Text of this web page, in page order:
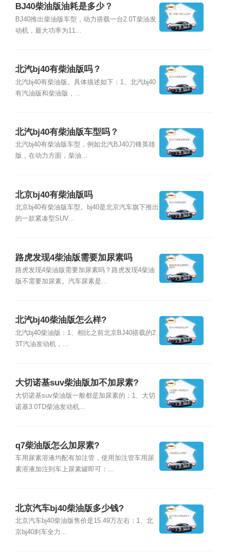
BJ40柴油版油耗是多少？
BJ40推出柴油版车型，动力搭载一台2.0T柴油发
动机，最大功率为11...
北汽bj40有柴油版吗？
北汽bj40有柴油版。具体描述如下：1、北汽bj40
有汽油版和柴油版，...
北汽bj40有柴油版车型吗？
北汽bj40有柴油版车型，例如北汽BJ40刀锋英雄
版，在动力方面，柴油...
北京bj40有柴油版吗
北京bj40有柴油版车型。bj40是北京汽车旗下推出
的一款紧凑型SUV...
路虎发现4柴油版需要加尿素吗
路虎发现4柴油版需要加尿素吗？路虎发现4柴油
版不需要加尿素。汽车尿素是...
北汽bj40柴油版怎么样?
北汽bj40柴油版：1、相比之前北京BJ40搭载的2.
3T汽油发动机，...
大切诺基suv柴油版加不加尿素?
大切诺基suv柴油版一般都是加尿素的：1、大切
诺基3.0TD柴油发动机...
q7柴油版怎么加尿素?
车用尿素溶液均配有加注管，使用加注管车用尿
素溶液加注到车上尿素罐即可：...
北京汽车bj40柴油版多少钱?
北京汽车bj40柴油版售价是15.49万左右：1、北
京bj40刹车全力...